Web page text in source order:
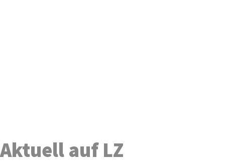
Aktuell auf LZ